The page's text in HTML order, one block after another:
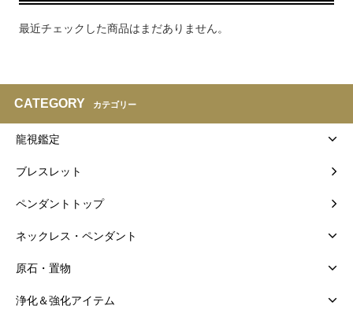
最近チェックした商品はまだありません。
CATEGORY カテゴリー
龍視鑑定
ブレスレット
ペンダントトップ
ネックレス・ペンダント
原石・置物
浄化＆強化アイテム